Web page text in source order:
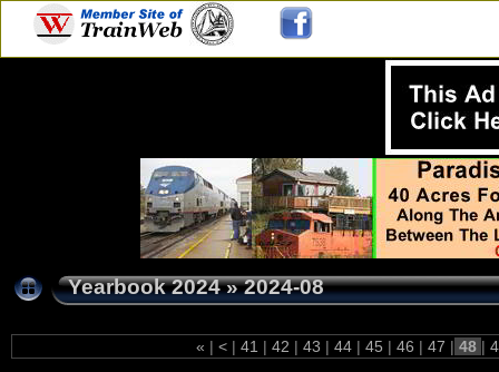
Yearbook 2024»2024-08
« | < | 41 | 42 | 43 | 44 | 45 | 46 | 47 | 48 |